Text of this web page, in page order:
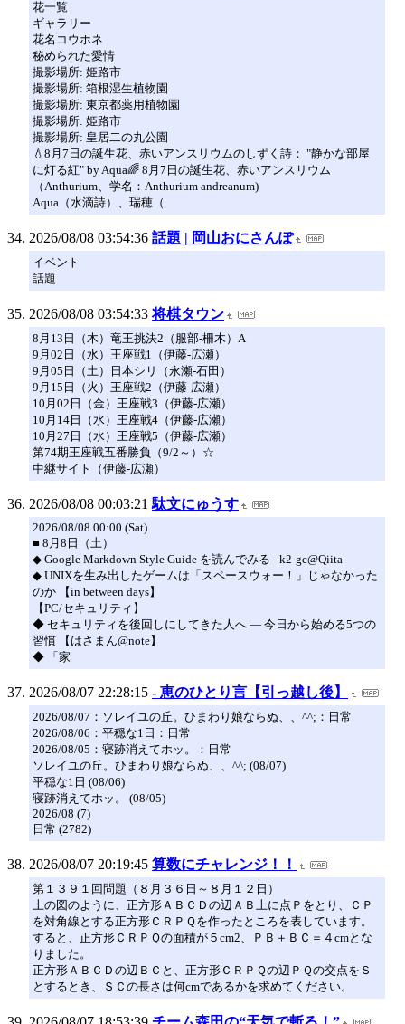
花一覧
ギャラリー
花名コウホネ
秘められた愛情
撮影場所: 姫路市
撮影場所: 箱根湿生植物園
撮影場所: 東京都薬用植物園
撮影場所: 姫路市
撮影場所: 皇居二の丸公園
💧8月7日の誕生花、赤いアンスリウムのしずく詩： "静かな部屋
に灯る紅" by Aqua🌈 8月7日の誕生花、赤いアンスリウム
（Anthurium、学名：Anthurium andreanum)
Aqua（水滴詩）、瑞穂（
2026/08/08 03:54:36 話題 | 岡山おにさんぽ
イベント
話題
2026/08/08 03:54:33 将棋タウン
8月13日（木）竜王挑決2（服部-柵木）A
9月02日（水）王座戦1（伊藤-広瀬）
9月05日（土）日本シリ（永瀬-石田）
9月15日（火）王座戦2（伊藤-広瀬）
10月02日（金）王座戦3（伊藤-広瀬）
10月14日（水）王座戦4（伊藤-広瀬）
10月27日（水）王座戦5（伊藤-広瀬）
第74期王座戦五番勝負（9/2～）☆
中継サイト（伊藤-広瀬）
2026/08/08 00:03:21 駄文にゅうす
2026/08/08 00:00 (Sat)
■ 8月8日（土）
◆ Google Markdown Style Guide を読んでみる - k2-gc@Qiita
◆ UNIXを生み出したゲームは「スペースウォー！」じゃなかった
のか 【in between days】
【PC/セキュリティ】
◆ セキュリティを後回しにしてきた人へ — 今日から始める5つの
習慣 【はさまん@note】
◆ 「家
2026/08/07 22:28:15 - 恵のひとり言【引っ越し後】
2026/08/07：ソレイユの丘。ひまわり娘ならぬ、、^^;：日常
2026/08/06：平穏な1日：日常
2026/08/05：寝跡消えてホッ。：日常
ソレイユの丘。ひまわり娘ならぬ、、^^; (08/07)
平穏な1日 (08/06)
寝跡消えてホッ。 (08/05)
2026/08 (7)
日常 (2782)
2026/08/07 20:19:45 算数にチャレンジ！！
第１３９１回問題（８月３６日～８月１２日）
上の図のように、正方形ＡＢＣＤの辺ＡＢ上に点Ｐをとり、ＣＰ
を対角線とする正方形ＣＲＰＱを作ったところを表しています。
すると、正方形ＣＲＰＱの面積が５cm2、ＰＢ＋ＢＣ＝４cmとな
りました。
正方形ＡＢＣＤの辺ＢＣと、正方形ＣＲＰＱの辺ＰＱの交点をＳ
とするとき、ＳＣの長さは何cmであるかを求めてください。